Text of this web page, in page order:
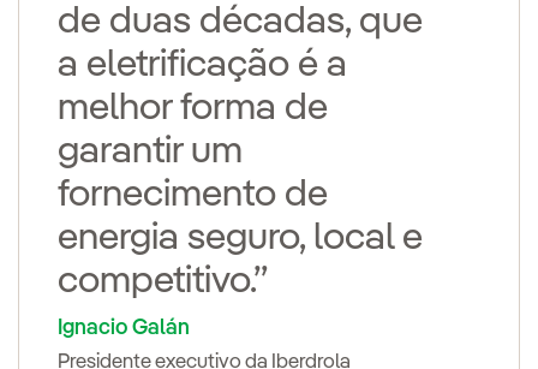
de duas décadas, que
a eletrificação é a
melhor forma de
garantir um
fornecimento de
energia seguro, local e
competitivo.”
Ignacio Galán
Presidente executivo da Iberdrola